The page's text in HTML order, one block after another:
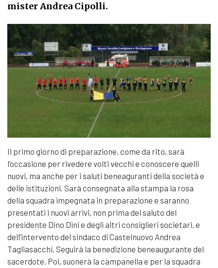
mister Andrea Cipolli.
Il primo giorno di preparazione, come da rito, sarà
l’occasione per rivedere volti vecchi e conoscere quelli
nuovi, ma anche per i saluti beneaguranti della società e
delle istituzioni. Sarà consegnata alla stampa la rosa
della squadra impegnata in preparazione e saranno
presentati i nuovi arrivi, non prima del saluto del
presidente Dino Dini e degli altri consiglieri societari, e
dell’intervento del sindaco di Castelnuovo Andrea
Tagliasacchi. Seguirà la benedizione beneaugurante del
sacerdote. Poi, suonerà la campanella e per la squadra